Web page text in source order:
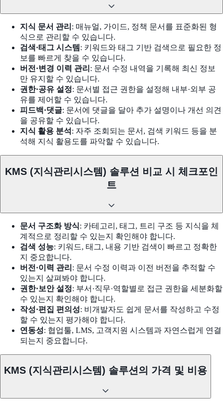
지식 문서 관리 : 매뉴얼, 가이드, 정책 문서를 표준화된 형
식으로 관리할 수 있습니다.
검색·태그 시스템 : 키워드와 태그 기반 검색으로 필요한 정
보를 빠르게 찾을 수 있습니다.
버전·변경 이력 관리 : 문서 수정 내역을 기록해 최신 정보
만 유지할 수 있습니다.
권한·공유 설정: 문서별 접근 권한을 설정해 내부·외부 공
유를 제어할 수 있습니다.
피드백·댓글: 문서에 댓글을 달아 추가 설명이나 개선 의견
을 공유할 수 있습니다.
지식 활용 분석 : 자주 조회되는 문서, 검색 키워드 등을 분
석해 지식 활용도를 파악할 수 있습니다.
KMS (지식관리시스템) 솔루션 비교 시 체크포인
트
문서 구조화 방식: 카테고리, 태그, 트리 구조 등 지식을 체
계적으로 정리할 수 있는지 확인해야 합니다.
검색 성능: 키워드, 태그, 내용 기반 검색이 빠르고 정확한
지 중요합니다.
버전·이력 관리 : 문서 수정 이력과 이전 버전을 추적할 수
있는지 살펴봐야 합니다.
권한·보안 설정: 부서·직무·역할별로 접근 권한을 세분화할
수 있는지 확인해야 합니다.
작성·편집 편의성: 비개발자도 쉽게 문서를 작성하고 수정
할 수 있는지 평가해야 합니다.
연동성: 협업툴, LMS, 고객지원 시스템과 자연스럽게 연결
되는지 중요합니다.
KMS (지식관리시스템) 솔루션의 가격 및 비용